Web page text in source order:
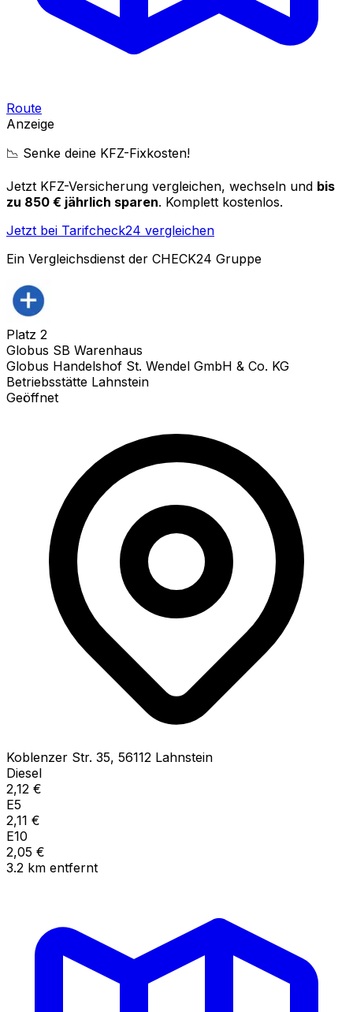
Route
Anzeige
📉 Senke deine KFZ-Fixkosten!
Jetzt KFZ-Versicherung vergleichen, wechseln und bis
zu 850 € jährlich sparen. Komplett kostenlos.
Jetzt bei Tarifcheck24 vergleichen
Ein Vergleichsdienst der CHECK24 Gruppe
Platz 2
Globus SB Warenhaus
Globus Handelshof St. Wendel GmbH & Co. KG
Betriebsstätte Lahnstein
Geöffnet
Koblenzer Str. 35, 56112 Lahnstein
Diesel
2,12 €
E5
2,11 €
E10
2,05 €
3.2 km entfernt